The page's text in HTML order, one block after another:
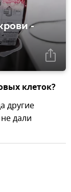
-
клеток?
другие
дали